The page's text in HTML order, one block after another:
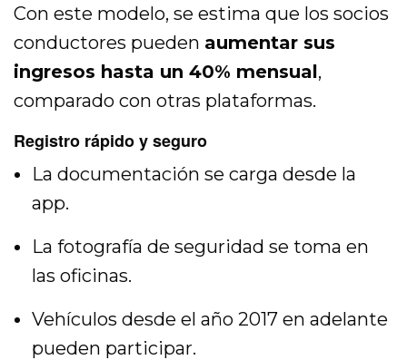
Con este modelo, se estima que los socios
conductores pueden aumentar sus
ingresos hasta un 40% mensual,
comparado con otras plataformas.
Registro rápido y seguro
La documentación se carga desde la
app.
La fotografía de seguridad se toma en
las oficinas.
Vehículos desde el año 2017 en adelante
pueden participar.